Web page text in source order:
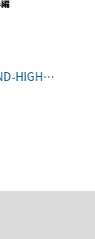
FATEC-ONDEMAND-HIGHVOL-001